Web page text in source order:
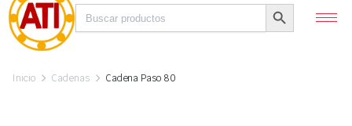
Buscar:
Botón de búsqueda
Inicio Cadenas Cadena Paso 80